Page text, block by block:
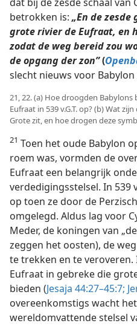
betrokken is: „En de
grote rivier de Eufraat, en
zodat de weg bereid zou
de opgang der zon”(
slecht nieuws voor Babylon
21, 22. (a) Hoe droogden
Eufraat in 539 v.G.T. op? (b) Wat
Grote zit, en hoe drogen deze
21 Toen het oude Babylon
roem was, vormden de
Eufraat een belangrijk
verdedigingsstelsel. In 539
op toen ze door de
omgelegd. Aldus lag voor
Meder, de koningen van
zeggen het oosten), de
te trekken en te
Eufraat in gebreke die
bieden (Jesaja 44:27–45:7;
overeenkomstigs wacht
wereldomvattende stelsel